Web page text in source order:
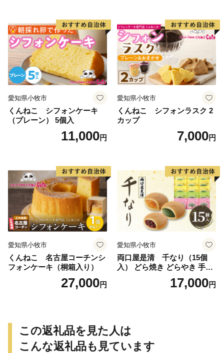
愛知県小牧市
くんねこ シフォンケーキ
（プレーン） 5個入
11,000円
愛知県小牧市
くんねこ シフォンラスク 2
カップ
7,000円
愛知県小牧市
くんねこ 名古屋コーチンシ
フォンケーキ（桐箱入り）
27,000円
愛知県小牧市
両口屋是清 千なり（15個
入） どら焼き どらやき 手土
産 お土産 土産 丹波大納言小
豆 抹茶 林檎 りんご 慶事 お
17,000円
この返礼品を見た人は
こんな返礼品も見ています